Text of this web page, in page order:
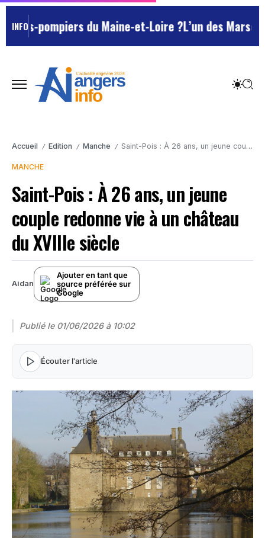
INFO du Maine-et-Loire ?L’un des Marseillais
Accueil / Edition / Manche / Saint-Pois : À 26 ans, un jeune couple redonne vie à un château du XVIIIe siècle
MANCHE
Saint-Pois : À 26 ans, un jeune
couple redonne vie à un château
du XVIIIe siècle
Aidan
Ajouter en tant que
source préférée sur
Google
Publié le 01/06/2026 à 10:02
Écouter l'article